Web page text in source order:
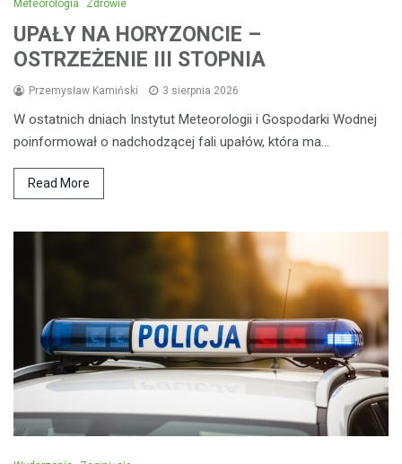
Meteorologia Zdrowie
UPAŁY NA HORYZONCIE –
OSTRZEŻENIE III STOPNIA
Przemysław Kamiński 3 sierpnia 2026
W ostatnich dniach Instytut Meteorologii i Gospodarki Wodnej
poinformował o nadchodzącej fali upałów, która ma…
Read More